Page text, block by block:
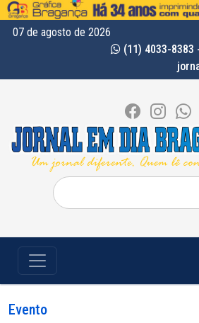
07 de agosto de 2026
(11) 4033-8383
Pesquisar
por:
Evento